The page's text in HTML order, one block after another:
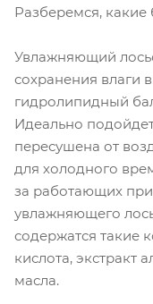
Разберемся,
Увлажняющий
сохранения влаги
гидролипидный
Идеально
пересушена от
для холодного
за работающих
увлажняющего
содержатся такие
кислота, экстракт
масла.